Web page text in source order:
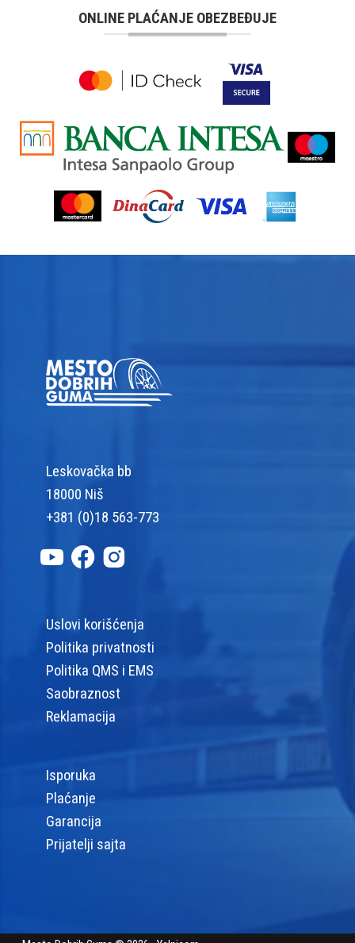
ONLINE PLAĆANJE OBEZBEĐUJE
Leskovačka bb
18000 Niš
+381 (0)18 563-773
Uslovi korišćenja
Politika privatnosti
Politika QMS i EMS
Saobraznost
Reklamacija
Isporuka
Plaćanje
Garancija
Prijatelji sajta